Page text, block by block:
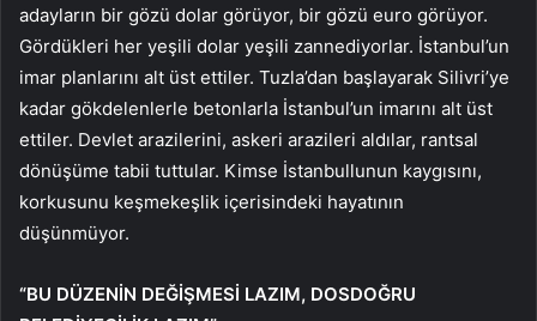
adayların bir gözü dolar görüyor, bir gözü euro görüyor.
Gördükleri her yeşili dolar yeşili zannediyorlar. İstanbul’un
imar planlarını alt üst ettiler. Tuzla’dan başlayarak Silivri’ye
kadar gökdelenlerle betonlarla İstanbul’un imarını alt üst
ettiler. Devlet arazilerini, askeri arazileri aldılar, rantsal
dönüşüme tabii tuttular. Kimse İstanbullunun kaygısını,
korkusunu keşmekeşlik içerisindeki hayatının
düşünmüyor.
“BU DÜZENİN DEĞİŞMESİ LAZIM, DOSDOĞRU